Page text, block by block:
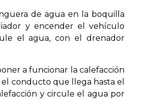
de agua en la boquilla
y encender el vehículo
el agua, con el drenador
a funcionar la calefacción
el conducto que llega hasta el
y circule el agua por